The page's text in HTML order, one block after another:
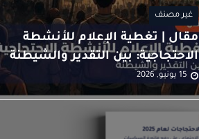
غير مصنف
مقال | تغطية الإعلام للأنشطة
الاحتجاجية: بين التقدير والشيطنة
15 يونيو, 2026